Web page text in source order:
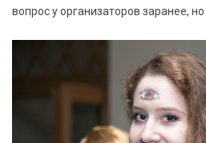
вопрос у организаторов заранее,